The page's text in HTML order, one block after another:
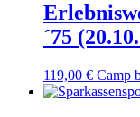
´75
119,00 € Camp